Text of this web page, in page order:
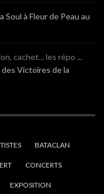
Soul à Fleur de Peau au
cachet... les répo ...
Victoires de la
BATACLAN
CONCERTS
EXPOSITION